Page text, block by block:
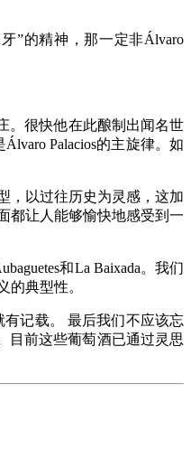
”的精神，那一定非Álvaro
。很快他在此酿制出闻名世
Palacios的主旋律。如
，以过往历史为灵感，这加
都让人能够愉快地感受到一
和La Baixada。我们
典型性。
记载。 最后我们不应该忘
目前这些葡萄酒已通过灵思